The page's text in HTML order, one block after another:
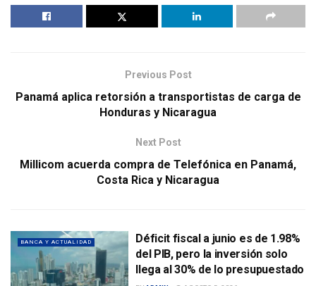
Previous Post
Panamá aplica retorsión a transportistas de carga de
Honduras y Nicaragua
Next Post
Millicom acuerda compra de Telefónica en Panamá,
Costa Rica y Nicaragua
BANCA Y ACTUALIDAD
Déficit fiscal a junio es de 1.98%
del PIB, pero la inversión solo
llega al 30% de lo presupuestado